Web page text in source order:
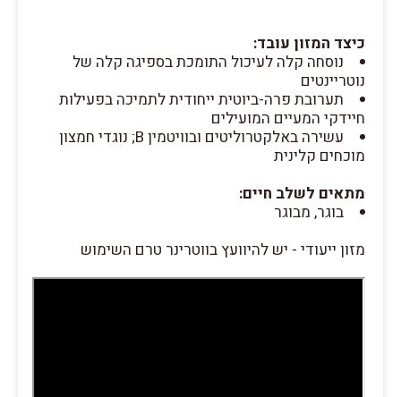
כיצד המזון עובד:
נוסחה קלה לעיכול התומכת בספיגה קלה של
נוטריינטים
תערובת פרה-ביוטית ייחודית לתמיכה בפעילות
חיידקי המעיים המועילים
עשירה באלקטרוליטים ובוויטמין B; נוגדי חמצון
מוכחים קלינית
מתאים לשלב חיים:
בוגר, מבוגר
מזון ייעודי - יש להיוועץ בווטרינר טרם השימוש